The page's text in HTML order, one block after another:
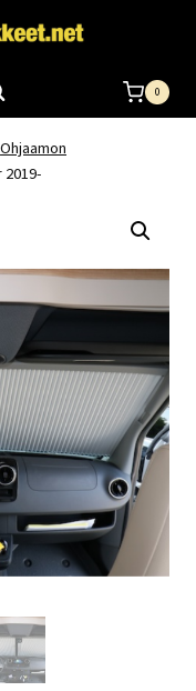
0
Ohjaamon
2019-